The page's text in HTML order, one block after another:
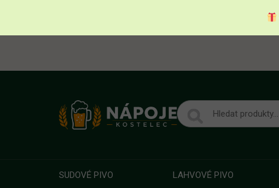
SUDOVÉ PIVO LAHVOVÉ PIVO